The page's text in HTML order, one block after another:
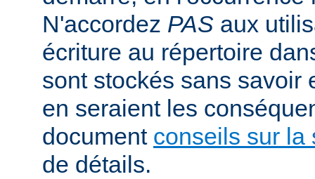
N'accordez PAS aux
écriture au répertoire
sont stockés sans savoir
en seraient les
document conseils sur la
de détails.